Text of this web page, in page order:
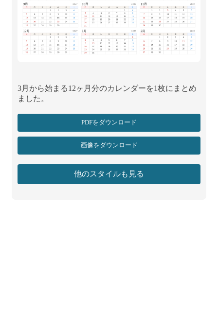
3月から始まる12ヶ月分のカレンダーを1枚にまとめ
ました。
PDFをダウンロード
画像をダウンロード
他のスタイルも見る